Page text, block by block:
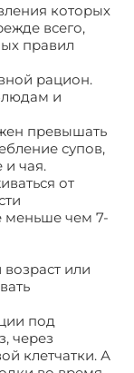
которых
всего,
правил
рацион.
и
превышать
супов,
и чая.
от
меньше чем 7-
или
под
через
клетчатки. А